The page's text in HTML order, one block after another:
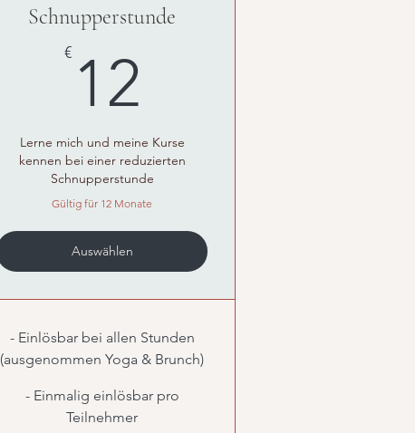
Schnupperstunde
€ 12
Lerne mich und meine Kurse
kennen bei einer reduzierten
Schnupperstunde
Gültig für 12 Monate
Auswählen
- Einlösbar bei allen Stunden
(ausgenommen Yoga & Brunch)
- Einmalig einlösbar pro
Teilnehmer